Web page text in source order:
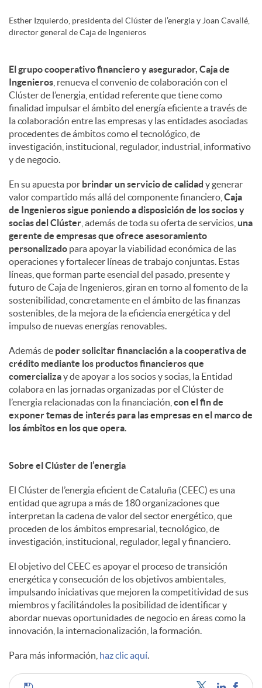
Esther Izquierdo, presidenta del Clúster de l’energia y Joan Cavallé,
director general de Caja de Ingenieros
El grupo cooperativo financiero y asegurador, Caja de
Ingenieros , renueva el convenio de colaboración con el
Clúster de l’energia, entidad referente que tiene como
finalidad impulsar el ámbito del energía eficiente a través de
la colaboración entre las empresas y las entidades asociadas
procedentes de ámbitos como el tecnológico, de
investigación, institucional, regulador, industrial, informativo
y de negocio.
En su apuesta por brindar un servicio de calidad y generar
valor compartido más allá del componente financiero, Caja
de Ingenieros sigue poniendo a disposición de los socios y
socias del Clúster , además de toda su oferta de servicios, una
gerente de empresas que ofrece asesoramiento
personalizado para apoyar la viabilidad económica de las
operaciones y fortalecer líneas de trabajo conjuntas. Estas
líneas, que forman parte esencial del pasado, presente y
futuro de Caja de Ingenieros, giran en torno al fomento de la
sostenibilidad, concretamente en el ámbito de las finanzas
sostenibles, de la mejora de la eficiencia energética y del
impulso de nuevas energías renovables.
Además de poder solicitar financiación a la cooperativa de
crédito mediante los productos financieros que
comercializay de apoyar a los socios y socias, la Entidad
colabora en las jornadas organizadas por el Clúster de
l’energia relacionadas con la financiación, con el fin de
exponer temas de interés para las empresas en el marco de
los ámbitos en los que opera.
Sobre el Clúster de l’energia
El Clúster de l’energia eficient de Cataluña (CEEC) es una
entidad que agrupa a más de 180 organizaciones que
interpretan la cadena de valor del sector energético, que
proceden de los ámbitos empresarial, tecnológico, de
investigación, institucional, regulador, legal y financiero.
El objetivo del CEEC es apoyar el proceso de transición
energética y consecución de los objetivos ambientales,
impulsando iniciativas que mejoren la competitividad de sus
miembros y facilitándoles la posibilidad de identificar y
abordar nuevas oportunidades de negocio en áreas como la
innovación, la internacionalización, la formación.
Para más información, haz clic aquí.